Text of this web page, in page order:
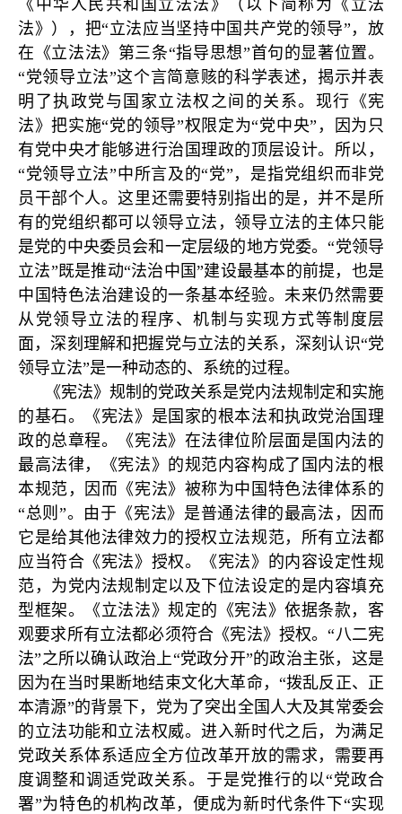
《中华人民共和国立法法》（以下简称为《立法
法》），把“立法应当坚持中国共产党的领导”，放
在《立法法》第三条“指导思想”首句的显著位置。
“党领导立法”这个言简意赅的科学表述，揭示并表
明了执政党与国家立法权之间的关系。现行《宪
法》把实施“党的领导”权限定为“党中央”，因为只
有党中央才能够进行治国理政的顶层设计。所以，
“党领导立法”中所言及的“党”，是指党组织而非党
员干部个人。这里还需要特别指出的是，并不是所
有的党组织都可以领导立法，领导立法的主体只能
是党的中央委员会和一定层级的地方党委。“党领导
立法”既是推动“法治中国”建设最基本的前提，也是
中国特色法治建设的一条基本经验。未来仍然需要
从党领导立法的程序、机制与实现方式等制度层
面，深刻理解和把握党与立法的关系，深刻认识“党
领导立法”是一种动态的、系统的过程。
《宪法》规制的党政关系是党内法规制定和实施
的基石。《宪法》是国家的根本法和执政党治国理
政的总章程。《宪法》在法律位阶层面是国内法的
最高法律，《宪法》的规范内容构成了国内法的根
本规范，因而《宪法》被称为中国特色法律体系的
“总则”。由于《宪法》是普通法律的最高法，因而
它是给其他法律效力的授权立法规范，所有立法都
应当符合《宪法》授权。《宪法》的内容设定性规
范，为党内法规制定以及下位法设定的是内容填充
型框架。《立法法》规定的《宪法》依据条款，客
观要求所有立法都必须符合《宪法》授权。“八二宪
法”之所以确认政治上“党政分开”的政治主张，这是
因为在当时果断地结束文化大革命，“拨乱反正、正
本清源”的背景下，党为了突出全国人大及其常委会
的立法功能和立法权威。进入新时代之后，为满足
党政关系体系适应全方位改革开放的需求，需要再
度调整和调适党政关系。于是党推行的以“党政合
署”为特色的机构改革，便成为新时代条件下“实现